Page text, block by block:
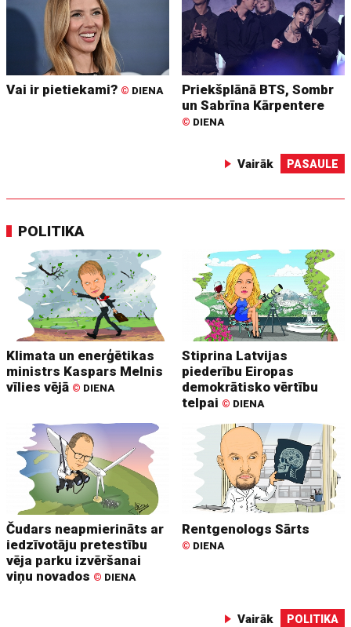
Vai ir pietiekami? © DIENA
Priekšplānā BTS, Sombr
un Sabrīna Kārpentere
© DIENA
Vairāk PASAULE
POLITIKA
Klimata un enerģētikas
ministrs Kaspars Melnis
vīlies vējā © DIENA
Stiprina Latvijas
piederību Eiropas
demokrātisko vērtību
telpai © DIENA
Čudars neapmierināts ar
iedzīvotāju pretestību
vēja parku izvēršanai
viņu novados © DIENA
Rentgenologs Sārts
© DIENA
Vairāk POLITIKA